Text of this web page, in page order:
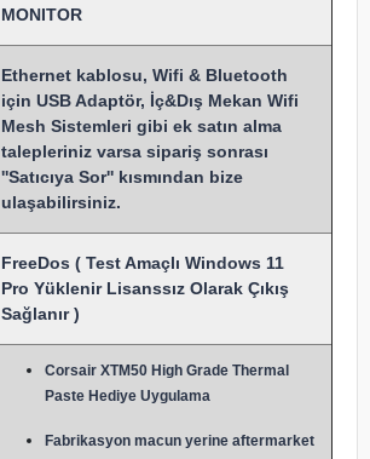
MONITOR
Ethernet kablosu, Wifi & Bluetooth
için USB Adaptör, İç&Dış Mekan Wifi
Mesh Sistemleri gibi ek satın alma
talepleriniz varsa sipariş sonrası
''Satıcıya Sor'' kısmından bize
ulaşabilirsiniz.
FreeDos ( Test Amaçlı Windows 11
Pro Yüklenir Lisanssız Olarak Çıkış
Sağlanır )
Corsair XTM50 High Grade Thermal
Paste Hediye Uygulama
Fabrikasyon macun yerine aftermarket